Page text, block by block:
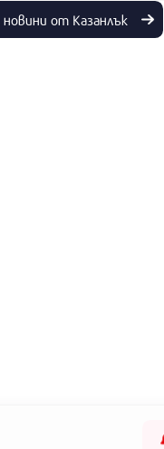
от Казанлък